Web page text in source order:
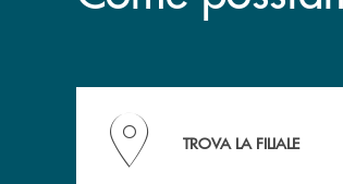
Accedi all' elenco completo
TROVA LA FILIALE